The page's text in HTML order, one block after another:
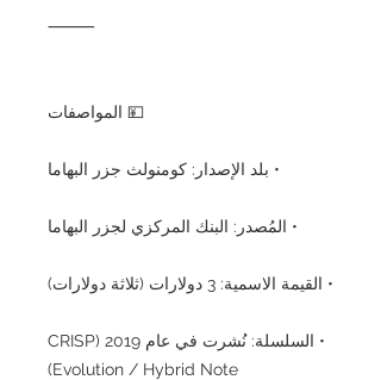
⸻
💴 المواصفات
• بلد الإصدار: كومنولث جزر البهاما
• المُصدر: البنك المركزي لجزر البهاما
• القيمة الاسمية: 3 دولارات (ثلاثة دولارات)
• السلسلة: نُشرت في عام 2019 (CRISP
Evolution / Hybrid Note)